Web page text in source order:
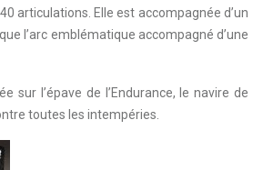
articulations. Elle est accompagnée d’un
l’arc emblématique accompagné d’une
sur l’épave de l’Endurance, le navire de
toutes les intempéries.